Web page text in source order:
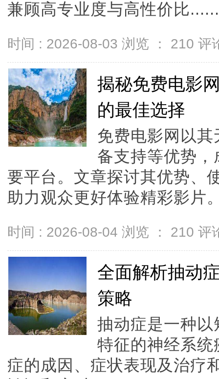
兼顾高专业度与高性价比......
时间 : 2026-08-03 浏览 ： 210 评
揭秘免费电影
的最佳选择
免费电影网以
备支持等优势
要平台。文章探讨其优势、
助力观众更好体验精彩影片
时间 : 2026-08-04 浏览 ： 210 评
全面解析抽动
策略
抽动症是一种
特征的神经系
症的成因、症状表现及治疗